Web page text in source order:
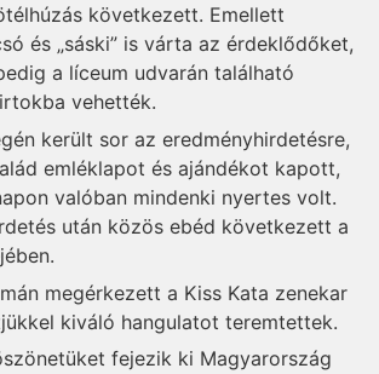
következett. Emellett
és „sáski” is várta az érdeklődőket,
a líceum udvarán található
vehették.
került sor az eredményhirdetésre,
emléklapot és ajándékot kapott,
valóban mindenki nyertes volt.
után közös ebéd következett a
megérkezett a Kiss Kata zenekar
kiváló hangulatot teremtettek.
fejezik ki Magyarország